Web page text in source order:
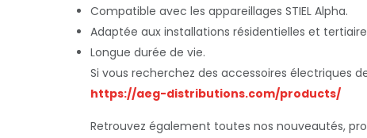
Compatible avec les appareillages STIEL Alpha.
Adaptée aux installations résidentielles et
Longue durée de vie.
Si vous recherchez des accessoires électriques
https://aeg-distributions.com/products/
Retrouvez également toutes nos nouveautés,